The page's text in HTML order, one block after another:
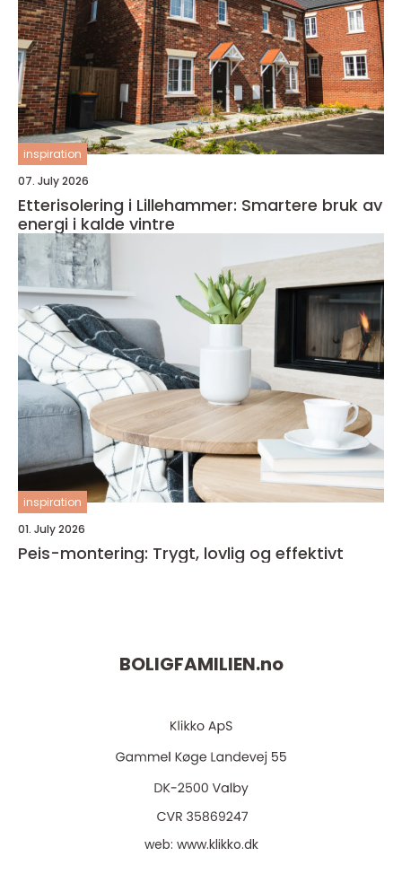
inspiration
07. July 2026
Etterisolering i Lillehammer: Smartere bruk av
energi i kalde vintre
inspiration
01. July 2026
Peis-montering: Trygt, lovlig og effektivt
BOLIGFAMILIEN.no
web: www.klikko.dk